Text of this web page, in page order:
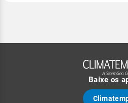
Baixe os